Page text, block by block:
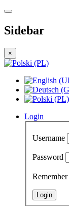
Sidebar
×
Login
Username
Password